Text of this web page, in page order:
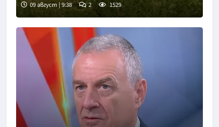
Снимка: Нова телевизия
09 август | 9:38 2 1529